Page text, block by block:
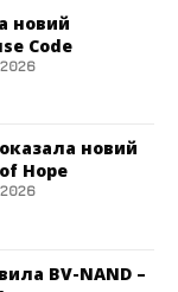
новий
Code
новий
Hope
BV-NAND –